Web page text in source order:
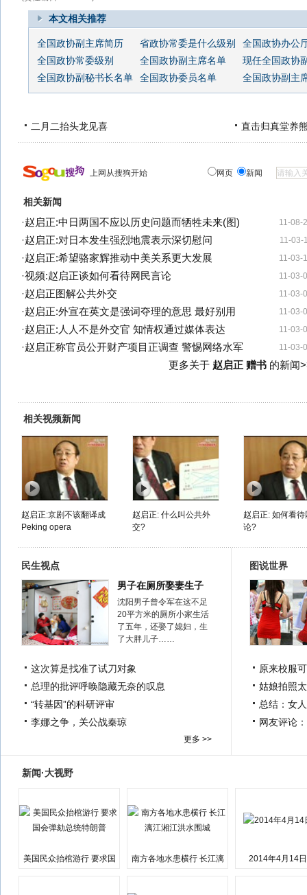
本文相关推荐
全国政协副主席简历 省政协常委是什么级别
全国政协办公
全国政协常委级别
全国政协副主席名单
现任全国政协
全国政协副秘书长名单
全国政协委员名单 全国政协副主
二月二抬头龙见喜 直击归真堂养
上网从搜狗开始 网页 新闻
相关新闻
11-08-
·赵启正:中日两国不应以历史问题而牺牲未来(图)
11-03-
·赵启正:对日本发生强烈地震表示深切慰问
11-03-
·赵启正:希望骆家辉推动中美关系更大发展
11-03-
·视频:赵启正谈如何看待网民言论
11-03-
·赵启正图解公共外交
11-03-
·赵启正:外宣在英文是强词夺理的意思 最好别用
11-03-
·赵启正:人人不是外交官 知情权通过媒体表达
11-03-
·赵启正称官员公开财产项目正调查 警惕网络水军
更多关于 赵启正 赠书的新闻
相关视频新闻
赵启正:京剧不该翻译成
Peking opera
赵启正: 什么叫公共外
交?
赵启正: 如何看待
论?
民生视点
男子在厕所娶妻生子
沈阳男子曾令军在这不足
20平方米的厕所小家生活
了五年，还娶了媳妇，生
了大胖儿子……
这次算是找准了试刀对象
总理的批评呼唤隐藏无奈的叹息
“转基因”的科研评审
李娜之争，关公战秦琼
更多 >>
图说世界
原来校服
姑娘拍照
总结：女
网友评论
新闻·大视野
美国民众抬棺游行 要求国
南方各地水患横行 长江漓
2014年4月14